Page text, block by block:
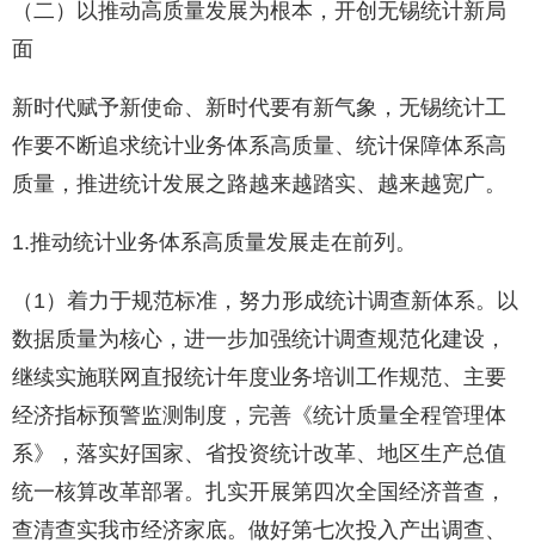
（二）以推动高质量发展为根本，开创无锡统计新局
面
新时代赋予新使命、新时代要有新气象，无锡统计工
作要不断追求统计业务体系高质量、统计保障体系高
质量，推进统计发展之路越来越踏实、越来越宽广。
1.推动统计业务体系高质量发展走在前列。
（1）着力于规范标准，努力形成统计调查新体系。以
数据质量为核心，进一步加强统计调查规范化建设，
继续实施联网直报统计年度业务培训工作规范、主要
经济指标预警监测制度，完善《统计质量全程管理体
系》，落实好国家、省投资统计改革、地区生产总值
统一核算改革部署。扎实开展第四次全国经济普查，
查清查实我市经济家底。做好第七次投入产出调查、